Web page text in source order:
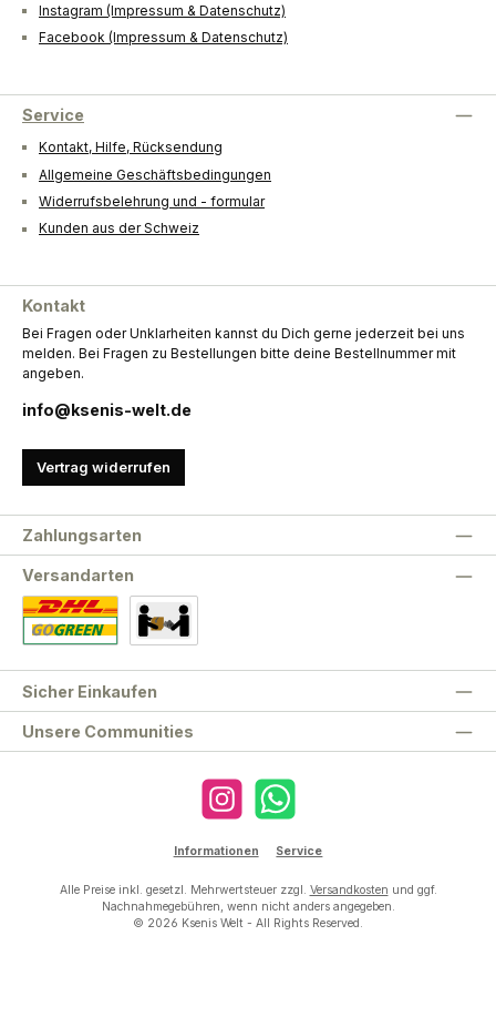
Instagram (Impressum & Datenschutz)
Facebook (Impressum & Datenschutz)
Service
Kontakt, Hilfe, Rücksendung
Allgemeine Geschäftsbedingungen
Widerrufsbelehrung und - formular
Kunden aus der Schweiz
Kontakt
Bei Fragen oder Unklarheiten kannst du Dich gerne jederzeit bei uns
melden. Bei Fragen zu Bestellungen bitte deine Bestellnummer mit
angeben.
info@ksenis-welt.de
Vertrag widerrufen
Unsere Communities
Zahlungsarten
Versandarten
Sicher Einkaufen
Instagram WhatsApp
Informationen Service
Alle Preise inkl. gesetzl. Mehrwertsteuer zzgl. Versandkosten und ggf.
Nachnahmegebühren, wenn nicht anders angegeben.
© 2026 Ksenis Welt - All Rights Reserved.